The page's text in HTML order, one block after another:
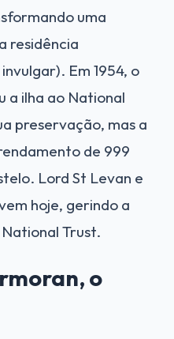
uma
residência
Em 1954, o
a ilha ao National
preservação, mas a
de 999
Lord St Levan e
hoje, gerindo a
Trust.
o